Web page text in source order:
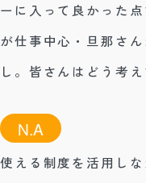
ーに入って良かった
が仕事中心・旦那さ
し。皆さんはどう考
N.A
使える制度を活用し